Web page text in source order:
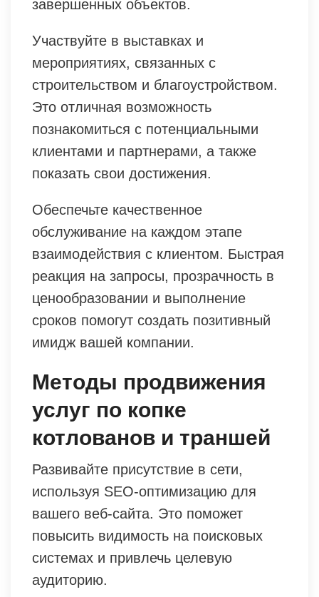
завершенных объектов.
Участвуйте в выставках и
мероприятиях, связанных с
строительством и благоустройством.
Это отличная возможность
познакомиться с потенциальными
клиентами и партнерами, а также
показать свои достижения.
Обеспечьте качественное
обслуживание на каждом этапе
взаимодействия с клиентом. Быстрая
реакция на запросы, прозрачность в
ценообразовании и выполнение
сроков помогут создать позитивный
имидж вашей компании.
Методы продвижения
услуг по копке
котлованов и траншей
Развивайте присутствие в сети,
используя SEO-оптимизацию для
вашего веб-сайта. Это поможет
повысить видимость на поисковых
системах и привлечь целевую
аудиторию.